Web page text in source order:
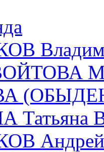
Андрей